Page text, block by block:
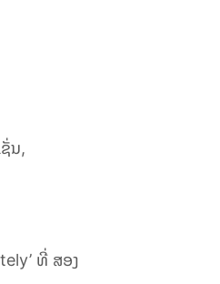
ນ,
ທີ່ ສອງ